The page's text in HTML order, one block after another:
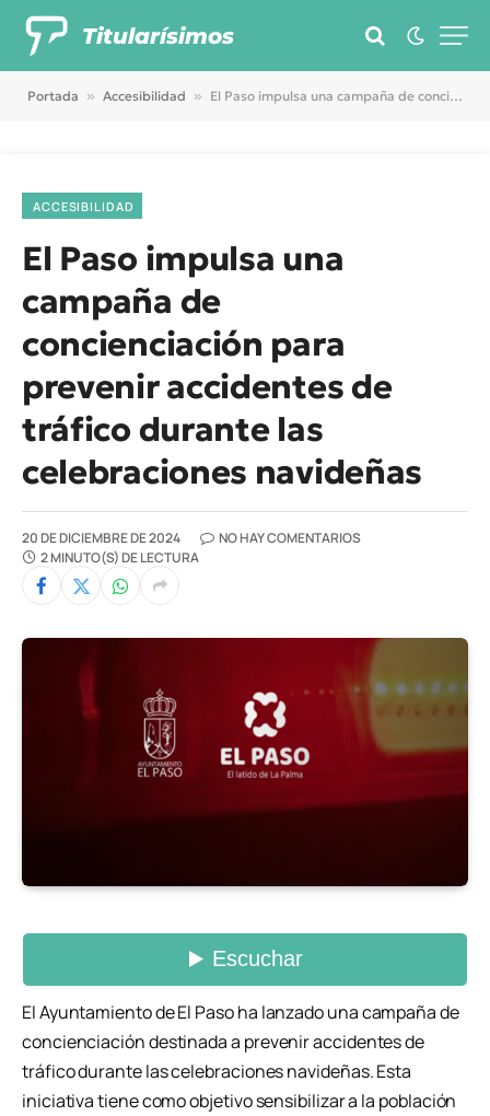
Titularísimos
Portada » Accesibilidad » El Paso impulsa una campaña de concienciación para prevenir accidentes de tráfico durante las celebraciones navideñas
ACCESIBILIDAD
El Paso impulsa una
campaña de
concienciación para
prevenir accidentes de
tráfico durante las
celebraciones navideñas
20 DE DICIEMBRE DE 2024
NO HAY COMENTARIOS
2 MINUTO(S) DE LECTURA
El Ayuntamiento de El Paso ha lanzado una campaña de
concienciación destinada a prevenir accidentes de
tráfico durante las celebraciones navideñas. Esta
iniciativa tiene como objetivo sensibilizar a la población